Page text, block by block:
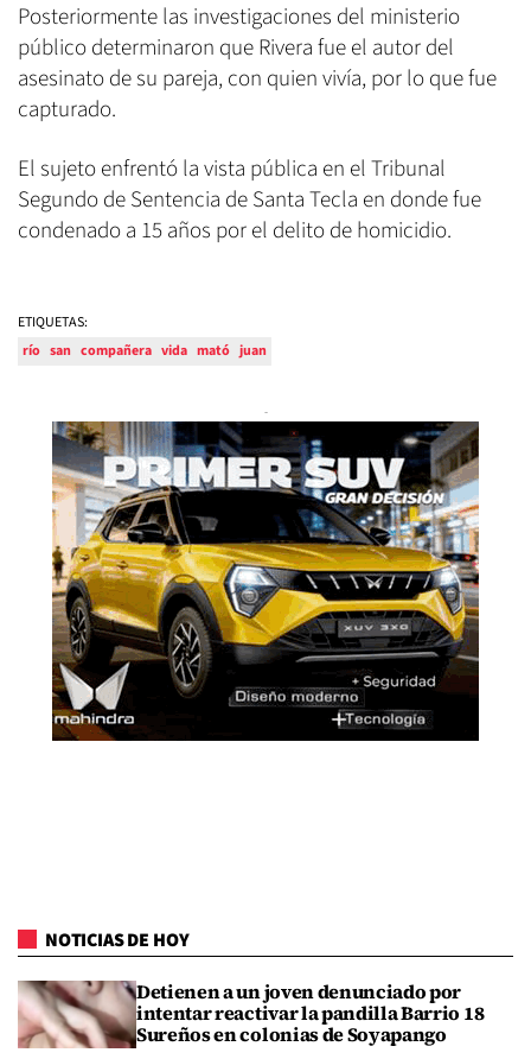
Posteriormente las investigaciones del ministerio
público determinaron que Rivera fue el autor del
asesinato de su pareja, con quien vivía, por lo que fue
capturado.
El sujeto enfrentó la vista pública en el Tribunal
Segundo de Sentencia de Santa Tecla en donde fue
condenado a 15 años por el delito de homicidio.
ETIQUETAS:
río san compañera vida mató juan
NOTICIAS DE HOY
Detienen a un joven denunciado por
intentar reactivar la pandilla Barrio 18
Sureños en colonias de Soyapango